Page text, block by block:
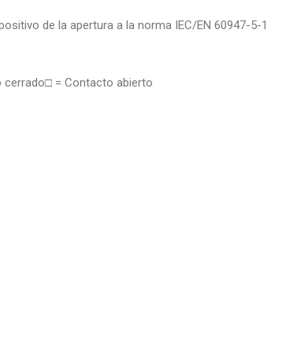
de la apertura a la norma IEC/EN 60947-5-1
= Contacto abierto